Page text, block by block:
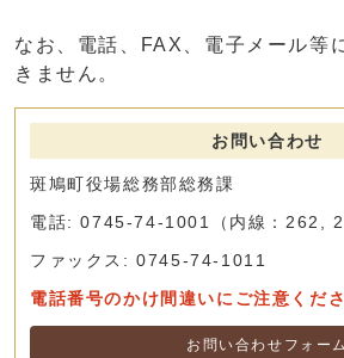
なお、電話、FAX、電子メール等
きません。
お問い合わせ
斑鳩町役場総務部総務課
電話: 0745-74-1001（内線：262,
ファックス: 0745-74-1011
電話番号のかけ間違いにご注意くださ
お問い合わせフォーム